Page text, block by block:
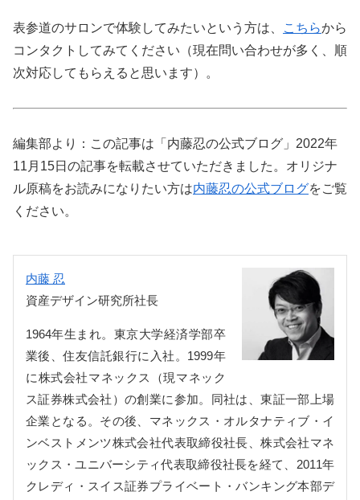
表参道のサロンで体験してみたいという方は、 こちらから
コンタクトしてみてください（現在問い合わせが多く、順
次対応してもらえると思います）。
編集部より：この記事は「内藤忍の公式ブログ」2022年
11月15日の記事を転載させていただきました。オリジナ
ル原稿をお読みになりたい方は内藤忍の公式ブログをご覧
ください。
内藤 忍
資産デザイン研究所社長
1964年生まれ。東京大学経済学部卒
業後、住友信託銀行に入社。1999年
に株式会社マネックス（現マネック
ス証券株式会社）の創業に参加。同社は、東証一部上場
企業となる。その後、マネックス・オルタナティブ・イ
ンベストメンツ株式会社代表取締役社長、株式会社マネ
ックス・ユニバーシティ代表取締役社長を経て、2011年
クレディ・スイス証券プライベート・バンキング本部デ